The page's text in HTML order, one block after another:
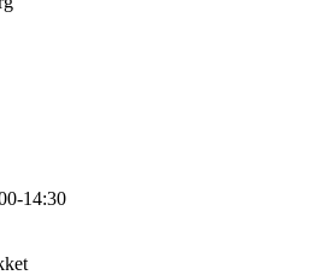
0-14:30